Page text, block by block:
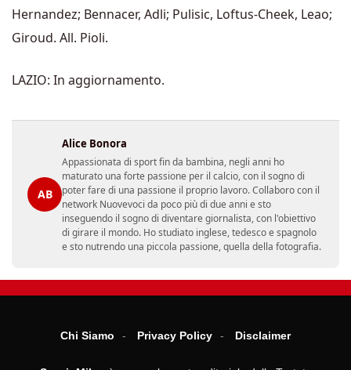
Hernandez; Bennacer, Adli; Pulisic, Loftus-Cheek, Leao;
Giroud. All. Pioli.
LAZIO: In aggiornamento.
AB
Alice Bonora
Appassionata di sport fin da bambina, negli anni ho
maturato una forte passione per il calcio, con il sogno di
poter fare di una passione il proprio lavoro. Collaboro con il
network Nuovevoci da poco più di due anni e sto
inseguendo il sogno di diventare giornalista, con l'obiettivo
di girare il mondo. Ho studiato inglese, tedesco e spagnolo
e sto nutrendo una piccola passione, quella della fotografia.
Chi Siamo Privacy Policy Disclaimer